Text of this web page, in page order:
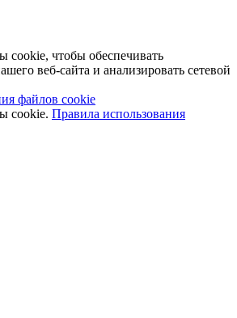
чтобы обеспечивать
веб-сайта и анализировать сетевой
файлов cookie
cookie. Правила использования